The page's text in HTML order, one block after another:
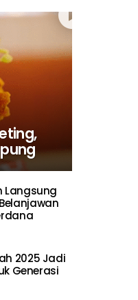
Langsung
2025 Jadi
Generasi